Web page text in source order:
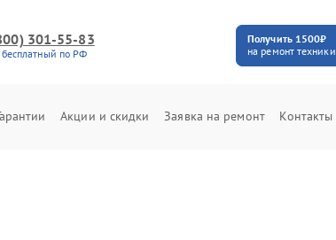
301-55-83
бесплатный по РФ
Получить 1500₽
на ремонт техники
Акции и скидки Заявка на ремонт Контакты